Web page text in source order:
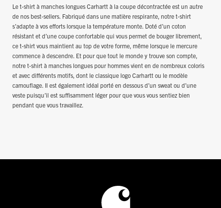
Le t-shirt à manches longues Carhartt à la coupe décontractée est un autre
de nos best-sellers. Fabriqué dans une matière respirante, notre t-shirt
s’adapte à vos efforts lorsque la température monte. Doté d’un coton
résistant et d’une coupe confortable qui vous permet de bouger librement,
ce t-shirt vous maintient au top de votre forme, même lorsque le mercure
commence à descendre. Et pour que tout le monde y trouve son compte,
notre t-shirt à manches longues pour hommes vient en de nombreux coloris
et avec différents motifs, dont le classique logo Carhartt ou le modèle
camouflage. Il est également idéal porté en dessous d’un sweat ou d’une
veste puisqu’il est suffisamment léger pour que vous vous sentiez bien
pendant que vous travaillez.